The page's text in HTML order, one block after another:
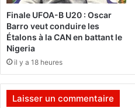
s
t
e
n
e
t
f
f
é
t
e
Finale UFOA-B U20 : Oscar
Barro veut conduire les
Étalons à la CAN en battant le
Nigeria
il y a 18 heures
Laisser un commentaire